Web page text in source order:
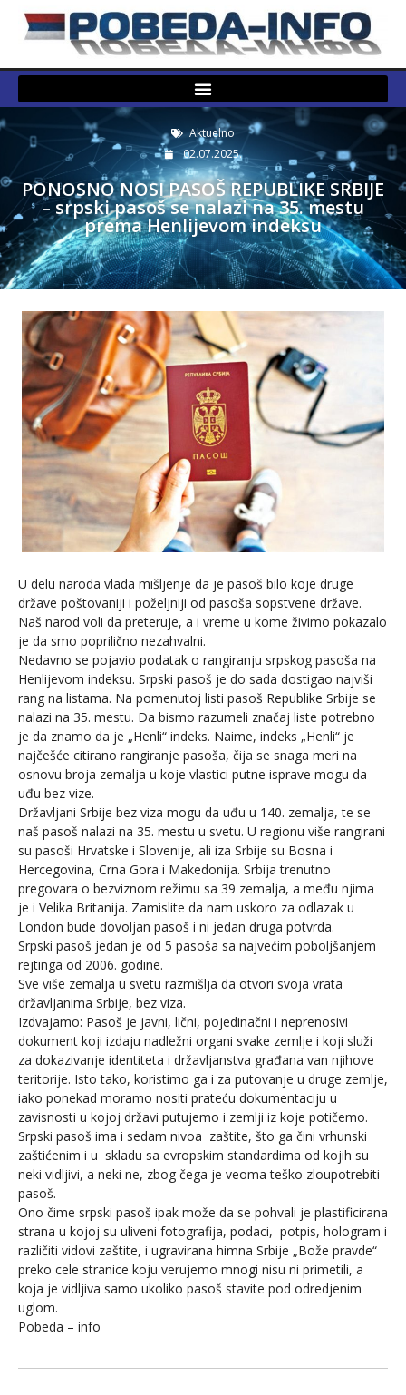
Aktuelno
02.07.2025.
PONOSNO NOSI PASOŠ REPUBLIKE SRBIJE
– srpski pasoš se nalazi na 35. mestu
prema Henlijevom indeksu
U delu naroda vlada mišljenje da je pasoš bilo koje druge
države poštovaniji i poželjniji od pasoša sopstvene države.
Naš narod voli da preteruje, a i vreme u kome živimo pokazalo
je da smo poprilično nezahvalni.
Nedavno se pojavio podatak o rangiranju srpskog pasoša na
Henlijevom indeksu. Srpski pasoš je do sada dostigao najviši
rang na listama. Na pomenutoj listi pasoš Republike Srbije se
nalazi na 35. mestu. Da bismo razumeli značaj liste potrebno
je da znamo da je „Henli“ indeks. Naime, indeks „Henli“ je
najčešće citirano rangiranje pasoša, čija se snaga meri na
osnovu broja zemalja u koje vlastici putne isprave mogu da
uđu bez vize.
Državljani Srbije bez viza mogu da uđu u 140. zemalja, te se
naš pasoš nalazi na 35. mestu u svetu. U regionu više rangirani
su pasoši Hrvatske i Slovenije, ali iza Srbije su Bosna i
Hercegovina, Crna Gora i Makedonija. Srbija trenutno
pregovara o bezviznom režimu sa 39 zemalja, a među njima
je i Velika Britanija. Zamislite da nam uskoro za odlazak u
London bude dovoljan pasoš i ni jedan druga potvrda.
Srpski pasoš jedan je od 5 pasoša sa najvećim poboljšanjem
rejtinga od 2006. godine.
Sve više zemalja u svetu razmišlja da otvori svoja vrata
državljanima Srbije, bez viza.
Izdvajamo: Pasoš je javni, lični, pojedinačni i neprenosivi
dokument koji izdaju nadležni organi svake zemlje i koji služi
za dokazivanje identiteta i državljanstva građana van njihove
teritorije. Isto tako, koristimo ga i za putovanje u druge zemlje,
iako ponekad moramo nositi prateću dokumentaciju u
zavisnosti u kojoj državi putujemo i zemlji iz koje potičemo.
Srpski pasoš ima i sedam nivoa zaštite, što ga čini vrhunski
zaštićenim i u skladu sa evropskim standardima od kojih su
neki vidljivi, a neki ne, zbog čega je veoma teško zloupotrebiti
pasoš.
Ono čime srpski pasoš ipak može da se pohvali je plastificirana
strana u kojoj su uliveni fotografija, podaci, potpis, hologram i
različiti vidovi zaštite, i ugravirana himna Srbije „Bože pravde“
preko cele stranice koju verujemo mnogi nisu ni primetili, a
koja je vidljiva samo ukoliko pasoš stavite pod odredjenim
uglom.
Pobeda – info